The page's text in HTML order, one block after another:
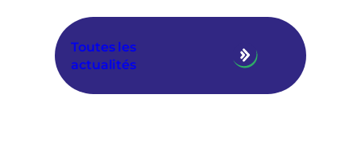
Toutes les
actualités